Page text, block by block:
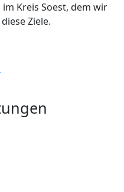
Kreis Soest, dem wir
Ziele.